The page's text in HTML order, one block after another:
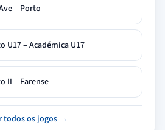
– Porto
U17 – Académica U17
II – Farense
todos os jogos →